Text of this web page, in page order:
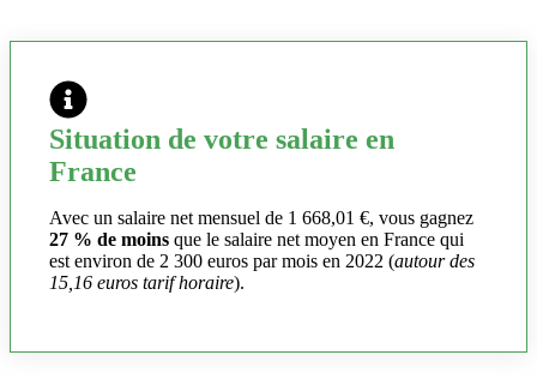
Situation de votre salaire en
France
Avec un salaire net mensuel de 1 668,01 €, vous gagnez
27 % de moins que le salaire net moyen en France qui
est environ de 2 300 euros par mois en 2022 (autour des
15,16 euros tarif horaire).